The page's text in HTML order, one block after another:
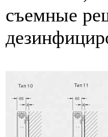
съемные